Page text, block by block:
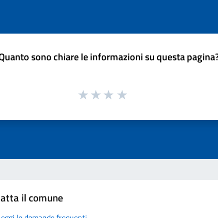
sono chiare le informazioni su questa
il comune